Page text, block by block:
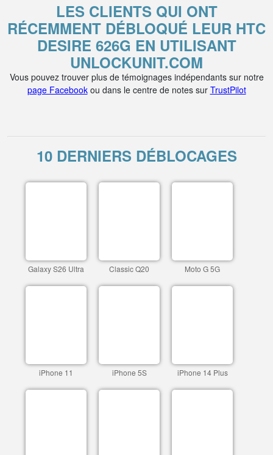
LES CLIENTS QUI ONT
RÉCEMMENT DÉBLOQUÉ LEUR HTC
DESIRE 626G EN UTILISANT
UNLOCKUNIT.COM
Vous pouvez trouver plus de témoignages indépendants sur notre
page Facebookou dans le centre de notes sur TrustPilot
10 DERNIERS DÉBLOCAGES
Galaxy S26 Ultra Classic Q20 Moto G 5G
iPhone 11 iPhone 5S iPhone 14 Plus